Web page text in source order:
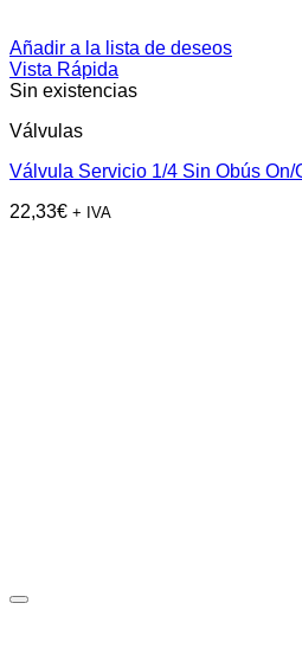
Añadir a la lista de deseos
Vista Rápida
Sin existencias
Válvulas
Válvula Servicio 1/4 Sin Obús On/
22,33€ + IVA